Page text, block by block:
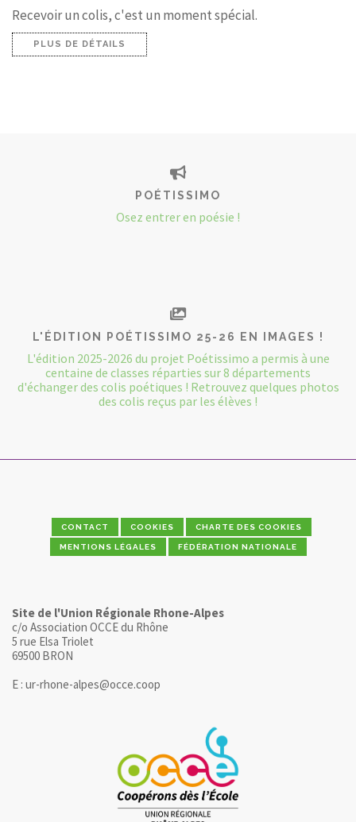
Recevoir un colis, c'est un moment spécial.
PLUS DE DÉTAILS
POÉTISSIMO
Osez entrer en poésie !
L'ÉDITION POÉTISSIMO 25-26 EN IMAGES !
L'édition 2025-2026 du projet Poétissimo a permis à une
centaine de classes réparties sur 8 départements
d'échanger des colis poétiques ! Retrouvez quelques photos
des colis reçus par les élèves !
CONTACT COOKIES CHARTE DES COOKIES
MENTIONS LÉGALES FÉDÉRATION NATIONALE
Site de l'Union Régionale Rhone-Alpes
c/o Association OCCE du Rhône
5 rue Elsa Triolet
69500 BRON
E : ur-rhone-alpes@occe.coop